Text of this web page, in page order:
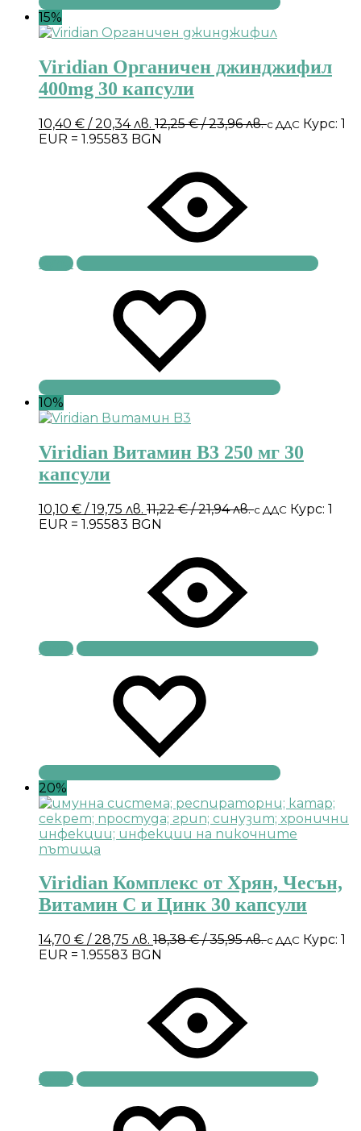
15%
Viridian Органичен джинджифил
400mg 30 капсули
10,40 € / 20,34 лв. 12,25€/ 23,96 лв.с ДДС Курс: 1
EUR = 1.95583 BGN
Купи
10%
Viridian Витамин B3 250 мг 30
капсули
10,10 € / 19,75 лв. 11,22€/ 21,94 лв.с ДДС Курс: 1
EUR = 1.95583 BGN
Купи
20%
Viridian Комплекс от Хрян, Чесън,
Витамин С и Цинк 30 капсули
14,70 € / 28,75 лв. 18,38€/ 35,95 лв.с ДДС Курс: 1
EUR = 1.95583 BGN
Купи